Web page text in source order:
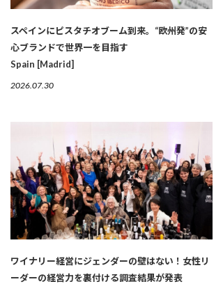
スペインにピスタチオブーム到来。“欧州発”の安
心ブランドで世界一を目指す
Spain [Madrid]
2026.07.30
ワイナリー経営にジェンダーの壁はない！女性リ
ーダーの経営力を裏付ける調査結果が発表